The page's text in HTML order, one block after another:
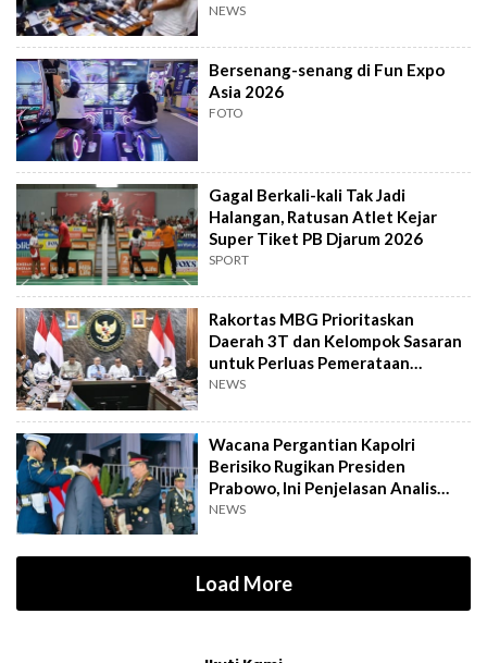
NEWS
Bersenang-senang di Fun Expo
Asia 2026
FOTO
Gagal Berkali-kali Tak Jadi
Halangan, Ratusan Atlet Kejar
Super Tiket PB Djarum 2026
SPORT
Rakortas MBG Prioritaskan
Daerah 3T dan Kelompok Sasaran
untuk Perluas Pemerataan
Program
NEWS
Wacana Pergantian Kapolri
Berisiko Rugikan Presiden
Prabowo, Ini Penjelasan Analis
Politik
NEWS
Load More